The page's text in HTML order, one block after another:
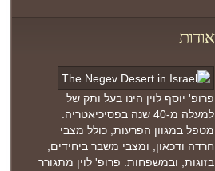
אודות
פרופ' יוסף לוין הינו בעל ותק של
למעלה מ-40 שנה בפסיכיאטריה.
מטפל במגוון הפרעות, כולל מצבי
חרדה ודכאון, ומצבי משבר ביחידים,
בזוגות, ובמשפחות. פרופ' לוין מתגורר